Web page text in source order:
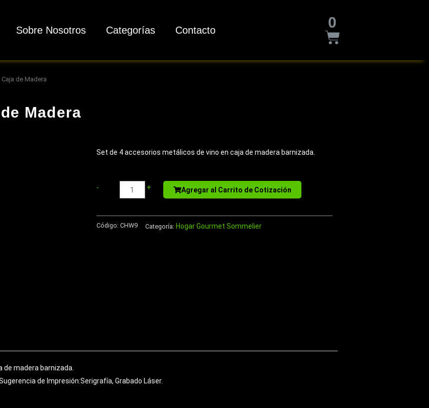
Sobre Nosotros Categorías Contacto 0
de Madera
Madera
Set de 4 accesorios metálicos de vino en caja de madera barnizada.
-
de
+ Agregar al Carrito de Cotización
Código: CHW9 Categoría: Hogar Gourmet Sommelier
madera barnizada.
de Impresión:Serigrafía, Grabado Láser.